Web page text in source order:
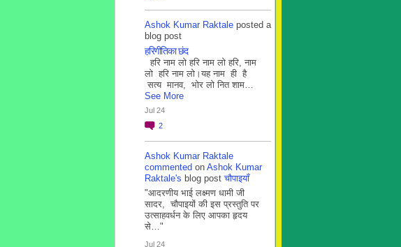
Ashok Kumar Raktale posted a
blog post
हरिगीतिका छंद
हरि नाम लो हरि नाम लो हरि, नाम
लो हरि नाम लो।यह नाम ही है
सत्य मानव, भोर लो नित शाम…
See More
Jul 24
2
Ashok Kumar Raktale
commented on Ashok Kumar
Raktale's blog postचौपाइयाँ
"आदरणीय भाई लक्ष्मण धामी जी
सादर, चौपाइयों की इस प्रस्तुति पर
उत्साहवर्धन के लिए आपका हृदय
से…"
Jul 24